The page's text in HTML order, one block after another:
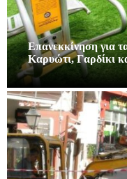
Επανεκκίνηση για
Καρυώτι, Γαρδίκι